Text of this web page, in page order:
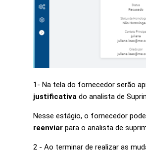
1- Na tela do fornecedor serão
justificativa do analista de
Nesse estágio, o fornecedor
reenviarpara o analista de
2 - Ao terminar de realizar as